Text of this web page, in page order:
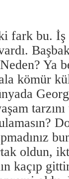
fark bu. İş
Ya
kömür
oldun,
kaçıp